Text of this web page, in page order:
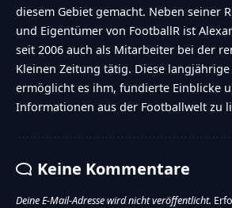
diesem Gebiet gemacht. Neben seiner
und Eigentümer von FootballR ist
seit 2006 auch als Mitarbeiter bei der
Kleinen Zeitung tätig. Diese
ermöglicht es ihm, fundierte Einblicke
Informationen aus der Footballwelt zu
Keine Kommentare
Deine E-Mail-Adresse wird nicht veröffentlicht.